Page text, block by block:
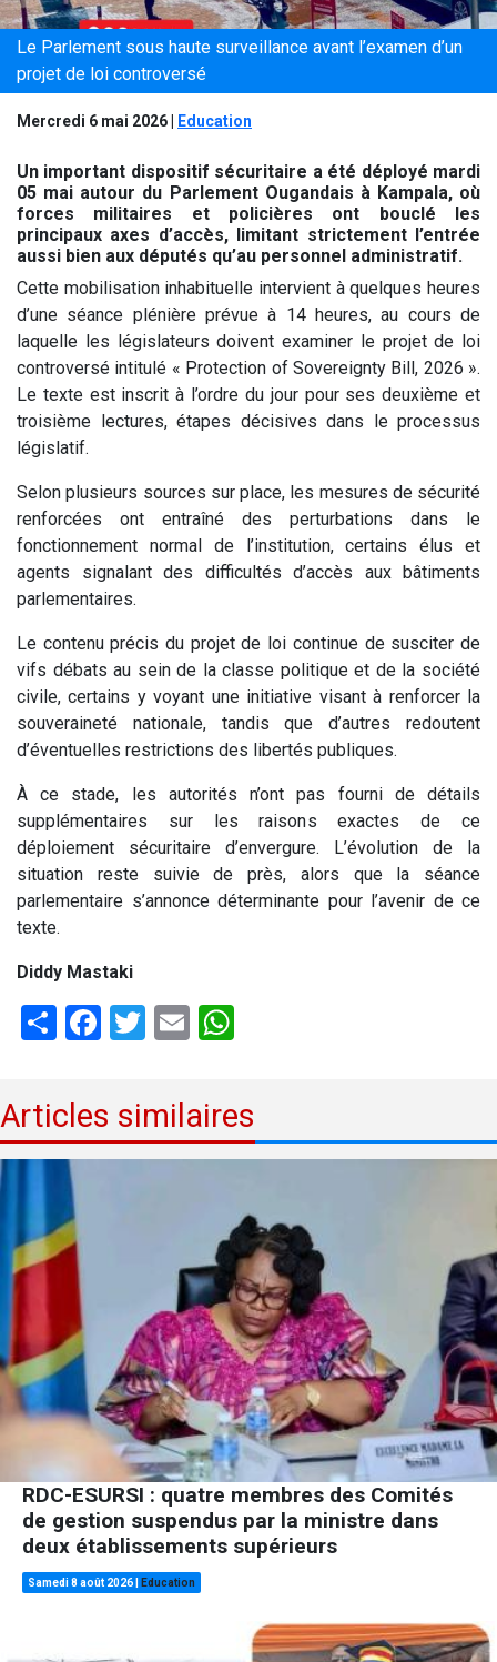
Le Parlement sous haute surveillance avant l’examen d’un
projet de loi controversé
Mercredi 6 mai 2026 Education
Un important dispositif sécuritaire a été déployé mardi
05 mai autour du Parlement Ougandais à Kampala, où
forces militaires et policières ont bouclé les
principaux axes d’accès, limitant strictement l’entrée
aussi bien aux députés qu’au personnel administratif.
Cette mobilisation inhabituelle intervient à quelques heures
d’une séance plénière prévue à 14 heures, au cours de
laquelle les législateurs doivent examiner le projet de loi
controversé intitulé « Protection of Sovereignty Bill, 2026 ».
Le texte est inscrit à l’ordre du jour pour ses deuxième et
troisième lectures, étapes décisives dans le processus
législatif.
Selon plusieurs sources sur place, les mesures de sécurité
renforcées ont entraîné des perturbations dans le
fonctionnement normal de l’institution, certains élus et
agents signalant des difficultés d’accès aux bâtiments
parlementaires.
Le contenu précis du projet de loi continue de susciter de
vifs débats au sein de la classe politique et de la société
civile, certains y voyant une initiative visant à renforcer la
souveraineté nationale, tandis que d’autres redoutent
d’éventuelles restrictions des libertés publiques.
À ce stade, les autorités n’ont pas fourni de détails
supplémentaires sur les raisons exactes de ce
déploiement sécuritaire d’envergure. L’évolution de la
situation reste suivie de près, alors que la séance
parlementaire s’annonce déterminante pour l’avenir de ce
texte.
Diddy Mastaki
ShareFacebook
Twitter
Email
Articles similaires
RDC-ESURSI : quatre membres des Comités
de gestion suspendus par la ministre dans
deux établissements supérieurs
Samedi 8 août 2026 Education